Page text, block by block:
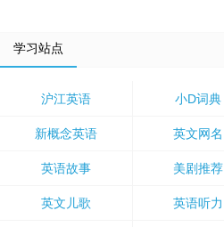
学习站点
沪江英语 小D词典
新概念英语 英文网名
英语故事 美剧推荐
英文儿歌 英语听力